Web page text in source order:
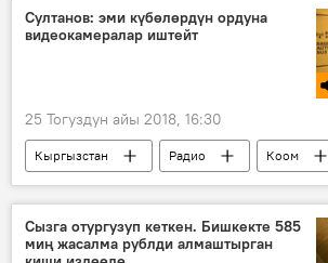
жарлык
Султанов: эми күбөлөрдүн ордуна
видеокамералар иштейт
25 Тогуздун айы 2018, 16:30
Кыргызстан Радио
Коом
Шумкарбек Султанов
тергөө
Сызга отургузуп кеткен. Бишкекте 585
миң жасалма рублди алмаштырган